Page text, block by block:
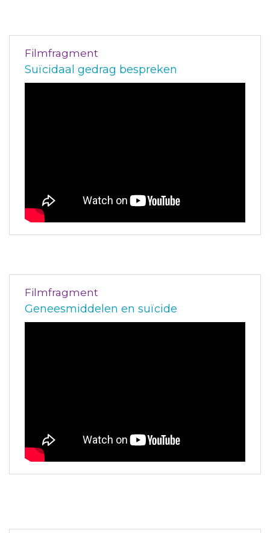
Filmfragment
Suïcidaal gedrag bespreken
Filmfragment
Geneesmiddelen en suïcide